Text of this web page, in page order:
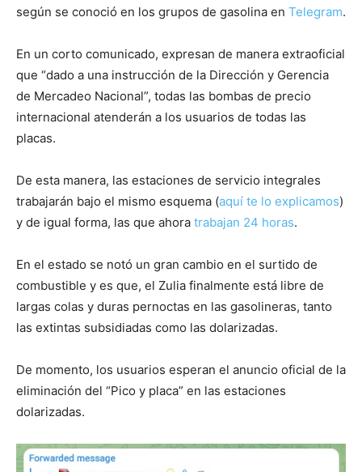
según se conoció en los grupos de gasolina en Telegram.
En un corto comunicado, expresan de manera extraoficial
que “dado a una instrucción de la Dirección y Gerencia
de Mercadeo Nacional”, todas las bombas de precio
internacional atenderán a los usuarios de todas las
placas.
De esta manera, las estaciones de servicio integrales
trabajarán bajo el mismo esquema (aquí te lo explicamos)
y de igual forma, las que ahora trabajan 24 horas.
En el estado se notó un gran cambio en el surtido de
combustible y es que, el Zulia finalmente está libre de
largas colas y duras pernoctas en las gasolineras, tanto
las extintas subsidiadas como las dolarizadas.
De momento, los usuarios esperan el anuncio oficial de la
eliminación del “Pico y placa” en las estaciones
dolarizadas.